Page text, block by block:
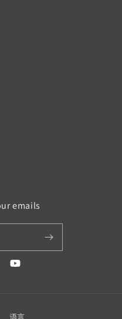
emails
YouTube
语言